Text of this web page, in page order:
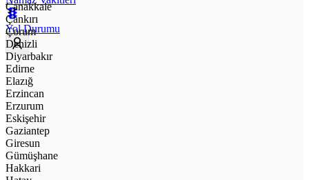
Yol Durumu
Çanakkale
Çankırı
Çorum
Denizli
Diyarbakır
Edirne
Elazığ
Erzincan
Erzurum
Eskişehir
Gaziantep
Giresun
Gümüşhane
Hakkari